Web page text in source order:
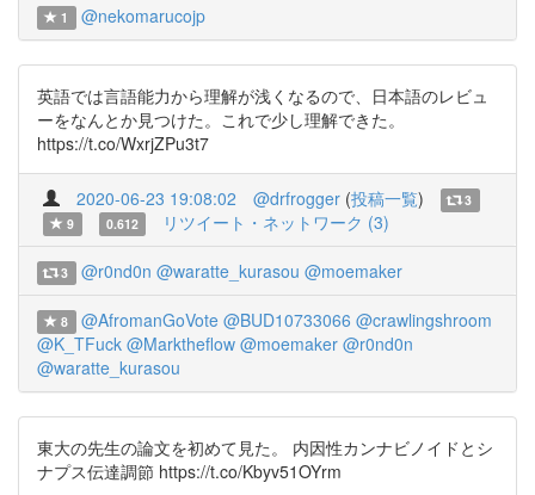
1 @nekomarucojp
英語では言語能力から理解が浅くなるので、日本語のレビュ
ーをなんとか見つけた。これで少し理解できた。
https://t.co/WxrjZPu3t7
2020-06-23 19:08:02 @drfrogger (投稿一覧)
3
9
0.612 リツイート・ネットワーク (3)
3 @r0nd0n @waratte_kurasou @moemaker
8 @AfromanGoVote @BUD10733066 @crawlingshroom
@K_TFuck @Marktheflow @moemaker @r0nd0n
@waratte_kurasou
東大の先生の論文を初めて見た。 内因性カンナビノイドとシ
ナプス伝達調節 https://t.co/Kbyv51OYrm